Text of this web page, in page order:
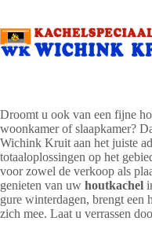
de
inhoud
Droomt u ook van een fijne
woonkamer of slaapkamer?
Wichink Kruit aan het juiste
totaaloplossingen op het
voor zowel de verkoop als
genieten van uw houtkachel
gure winterdagen, brengt een
zich mee. Laat u verrassen